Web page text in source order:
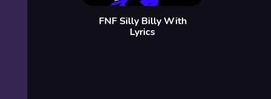
FNF Silly Billy With
Lyrics